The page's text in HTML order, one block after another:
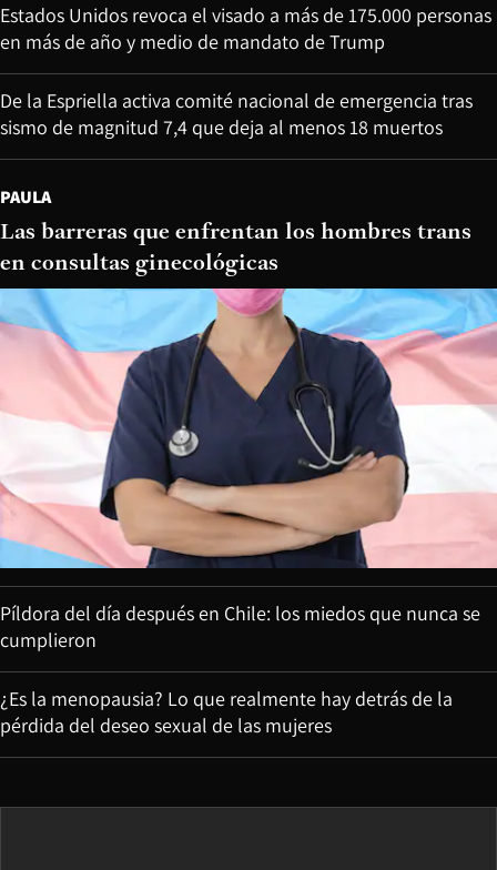
Estados Unidos revoca el visado a más de 175.000 personas
en más de año y medio de mandato de Trump
De la Espriella activa comité nacional de emergencia tras
sismo de magnitud 7,4 que deja al menos 18 muertos
PAULA
Las barreras que enfrentan los hombres trans
en consultas ginecológicas
Píldora del día después en Chile: los miedos que nunca se
cumplieron
¿Es la menopausia? Lo que realmente hay detrás de la
pérdida del deseo sexual de las mujeres